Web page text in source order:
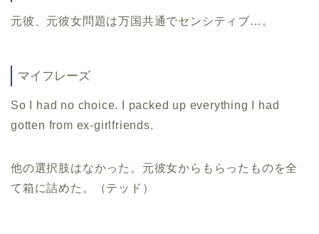
元彼、元彼女問題は万国共通でセンシティブ…。
マイフレーズ
So I had no choice. I packed up everything I had
gotten from ex-girlfriends.
他の選択肢はなかった。元彼女からもらったものを全
て箱に詰めた。（テッド）